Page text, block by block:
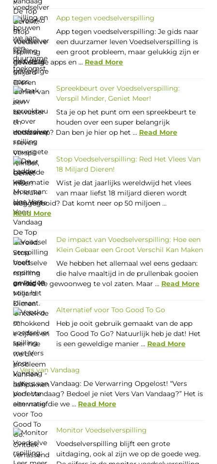
App tegen voedselverspilling
App tegen voedselverspilling: Je gids naar
een duurzamer leven Voedselverspilling is
een groot probleem, maar gelukkig zijn er
geweldige apps en ... Read More
Spreekbeurt over Voedselverspilling:
Verspil Minder, Geniet Meer!
Sta je op het punt om een spreekbeurt te
houden over een super belangrijk
onderwerp? Dan ben je hier op het ... Read More
Stop Voedselverspilling: Red Het Vlees Van
18 Miljard Dieren!
Wist je dat jaarlijks wereldwijd het vlees
van maar liefst 18 miljard dieren wordt
weggegooid? Dat komt neer op 50 miljoen ...
Read More
De impact van Voedselverspilling: Hoe een
Klein Gebaar een Groot Verschil Kan Maken
We hebben het allemaal wel eens gedaan:
die halve maaltijd in de prullenbak gooien
omdat we gewoonweg te vol zaten. Maar ... Read More
Alternatief voor Too Good To Go
Heb je ooit gebruik gemaakt van de app
Too Good To Go? Natuurlijk heb je dat! Het
is een geweldige manier ... Read More
Vers van Vandaag
Vers van Vandaag: De Verwarring Opgelost! “Vers
Voor Vandaag? Bedoel je niet Vers Van Vandaag?” Het is
een vraag die we ... Read More
Monitor Voedselverspilling
Voedselverspilling blijft een grote
uitdaging, ook al zijn we op de goede weg.